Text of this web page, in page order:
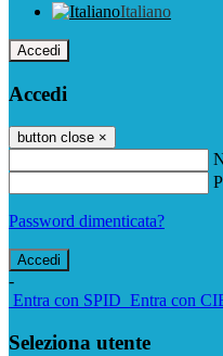
Italiano
Accedi
Accedi
button close ×
Password dimenticata?
-
Entra con SPID Entra con
Seleziona utente